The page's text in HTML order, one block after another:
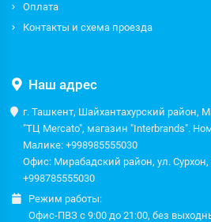
Оплата
Контакты и схема проезда
Наш адрес
г. Ташкент, Шайхантахурский район,
"ТЦ Mercato", магазин "Interbrands".
Малике: +998985555030
Офис: Мирабадский район, ул.
+998785555030
Режим работы:
Офис-ПВЗ с 9:00 до 21:00, без